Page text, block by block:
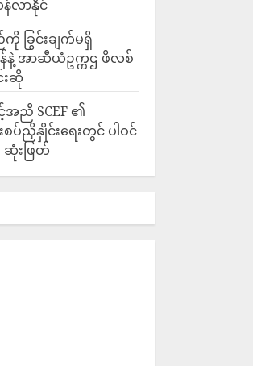
န်လာနိုင်
ခြွင်းချက်မရှိ
နဲ့ အာဆီယံဥက္ကဌ ဖိလစ်
းဆို
ညီ SCEF ၏
စပ်ညှိနှိုင်းရေးတွင် ပါဝင်
ဆုံးဖြတ်